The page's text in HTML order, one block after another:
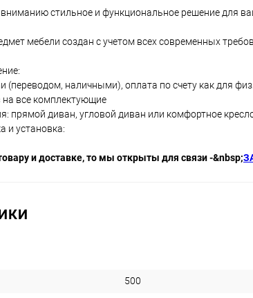
стильное и функциональное решение для
мебели создан с учетом всех современных
(переводом, наличными), оплата по счету как для
на все комплектующие
прямой диван, угловой диван или комфортное
и установка:
и доставке, то мы открыты для связи -&nbsp;
500